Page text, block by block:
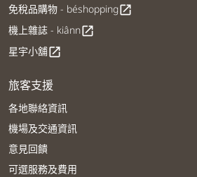
免稅品購物 - béshoppingopen_in_new
機上雜誌 - kiânnopen_in_new
星宇小舖open_in_new
旅客支援
各地聯絡資訊
機場及交通資訊
意見回饋
可選服務及費用